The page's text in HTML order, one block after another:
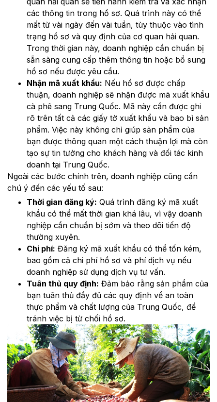
các thông tin trong hồ sơ. Quá trình này có thể
mất từ vài ngày đến vài tuần, tùy thuộc vào tình
trạng hồ sơ và quy định của cơ quan hải quan.
Trong thời gian này, doanh nghiệp cần chuẩn bị
sẵn sàng cung cấp thêm thông tin hoặc bổ sung
hồ sơ nếu được yêu cầu.
Nhận mã xuất khẩu: Nếu hồ sơ được chấp
thuận, doanh nghiệp sẽ nhận được mã xuất khẩu
cà phê sang Trung Quốc. Mã này cần được ghi
rõ trên tất cả các giấy tờ xuất khẩu và bao bì sản
phẩm. Việc này không chỉ giúp sản phẩm của
bạn được thông quan một cách thuận lợi mà còn
tạo sự tin tưởng cho khách hàng và đối tác kinh
doanh tại Trung Quốc.
Ngoài các bước chính trên, doanh nghiệp cũng cần
chú ý đến các yếu tố sau:
Thời gian đăng ký: Quá trình đăng ký mã xuất
khẩu có thể mất thời gian khá lâu, vì vậy doanh
nghiệp cần chuẩn bị sớm và theo dõi tiến độ
thường xuyên.
Chi phí: Đăng ký mã xuất khẩu có thể tốn kém,
bao gồm cả chi phí hồ sơ và phí dịch vụ nếu
doanh nghiệp sử dụng dịch vụ tư vấn.
Tuân thủ quy định: Đảm bảo rằng sản phẩm của
bạn tuân thủ đầy đủ các quy định về an toàn
thực phẩm và chất lượng của Trung Quốc, để
tránh việc bị từ chối hồ sơ.